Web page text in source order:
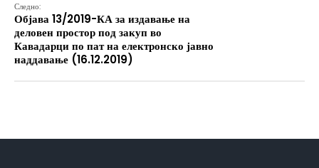
Следно:
Објава 13/2019-КА за издавање на
деловен простор под закуп во
Кавадарци по пат на електронско јавно
наддавање (16.12.2019)